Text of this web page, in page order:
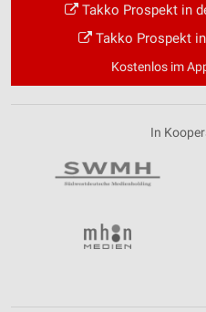
Takko Prospekt in
Takko Prospekt
Kostenlos im
In